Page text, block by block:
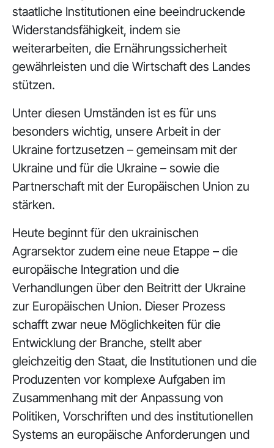
staatliche Institutionen eine beeindruckende
Widerstandsfähigkeit, indem sie
weiterarbeiten, die Ernährungssicherheit
gewährleisten und die Wirtschaft des Landes
stützen.
Unter diesen Umständen ist es für uns
besonders wichtig, unsere Arbeit in der
Ukraine fortzusetzen – gemeinsam mit der
Ukraine und für die Ukraine – sowie die
Partnerschaft mit der Europäischen Union zu
stärken.
Heute beginnt für den ukrainischen
Agrarsektor zudem eine neue Etappe – die
europäische Integration und die
Verhandlungen über den Beitritt der Ukraine
zur Europäischen Union. Dieser Prozess
schafft zwar neue Möglichkeiten für die
Entwicklung der Branche, stellt aber
gleichzeitig den Staat, die Institutionen und die
Produzenten vor komplexe Aufgaben im
Zusammenhang mit der Anpassung von
Politiken, Vorschriften und des institutionellen
Systems an europäische Anforderungen und